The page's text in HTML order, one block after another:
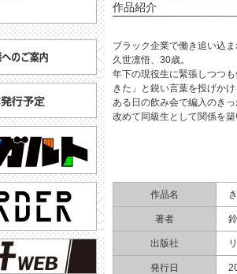
作品紹介
ブラック企業で働き追い込
久世凛悟、30歳。
年下の現役生に緊張しつつ
きた」と鋭い言葉を投げか
ある日の飲み会で編入のき
改めて同級生として関係を
作品名
著者
出版社
発行日